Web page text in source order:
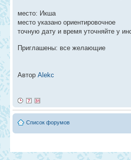
место: Икша
место указано ориентировочное
точную дату и время уточняйте у
Приглашены: все желающие
Автор Alekc
Список форумов